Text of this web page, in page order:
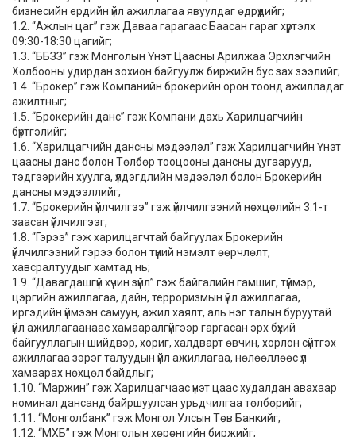
бизнесийн ердийн үйл ажиллагаа явуулдаг өдрүүдийг;
1.2. “Ажлын цаг” гэж Даваа гарагаас Баасан гараг хүртэлх
09:30-18:30 цагийг;
1.3. “ББЗЗ” гэж Монголын Үнэт Цаасны Арилжаа Эрхлэгчийн
Холбооны удирдан зохион байгуулж биржийн бус зах зээлийг;
1.4. “Брокер” гэж Компанийн брокерийн орон тоонд ажилладаг
ажилтныг;
1.5. “Брокерийн данс” гэж Компани дахь Харилцагчийн
бүртгэлийг;
1.6. “Харилцагчийн дансны мэдээлэл” гэж Харилцагчийн Үнэт
цаасны данс болон Төлбөр тооцооны дансны дугаарууд,
тэдгээрийн хуулга, үлдэгдлийн мэдээлэл болон Брокерийн
дансны мэдээллийг;
1.7. “Брокерийн үйлчилгээ” гэж үйлчилгээний нөхцөлийн 3.1-т
заасан үйлчилгээг;
1.8. “Гэрээ” гэж харилцагчтай байгуулах Брокерийн
үйлчилгээний гэрээ болон түүний нэмэлт өөрчлөлт,
хавсралтуудыг хамтад нь;
1.9. “Давагдашгүй хүчин зүйл” гэж байгалийн гамшиг, түймэр,
цэргийн ажиллагаа, дайн, терроризмын үйл ажиллагаа,
иргэдийн үймээн самуун, ажил хаялт, аль нэг талын буруутай
үйл ажиллагаанаас хамааралгүйгээр гаргасан эрх бүхий
байгууллагын шийдвэр, хориг, халдварт өвчин, хорлон сүйтгэх
ажиллагаа зэрэг талуудын үйл ажиллагаа, нөлөөллөөс үл
хамаарах нөхцөл байдлыг;
1.10. “Маржин” гэж Харилцагчаас үнэт цаас худалдан авахаар
номинал дансанд байршуулсан урьдчилгаа төлбөрийг;
1.11. “Монголбанк” гэж Монгол Улсын Төв Банкийг;
1.12. “МХБ” гэж Монголын хөрөнгийн биржийг;